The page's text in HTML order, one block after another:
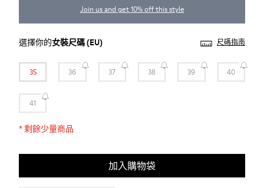
Join us and get 10% off this style
選擇你的女裝尺碼(EU) 尺碼指南
35 36 37 38 39 40
41
*剩餘少量商品
加入購物袋